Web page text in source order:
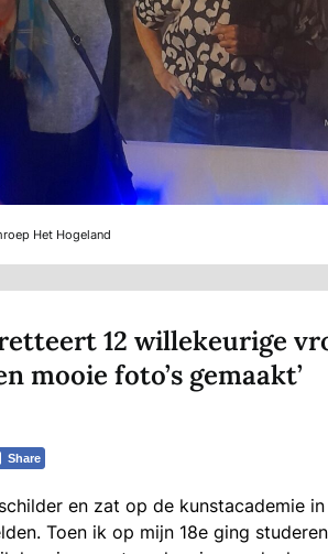
Het Hogeland
12 willekeurige
mooie foto’s gemaakt’
Share
en zat op de kunstacademie
Toen ik op mijn 18e ging